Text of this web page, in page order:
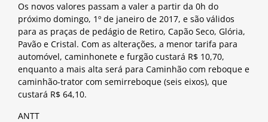
Os novos valores passam a valer a partir da 0h do
próximo domingo, 1º de janeiro de 2017, e são válidos
para as praças de pedágio de Retiro, Capão Seco, Glória,
Pavão e Cristal. Com as alterações, a menor tarifa para
automóvel, caminhonete e furgão custará R$ 10,70,
enquanto a mais alta será para Caminhão com reboque e
caminhão-trator com semirreboque (seis eixos), que
custará R$ 64,10.
ANTT